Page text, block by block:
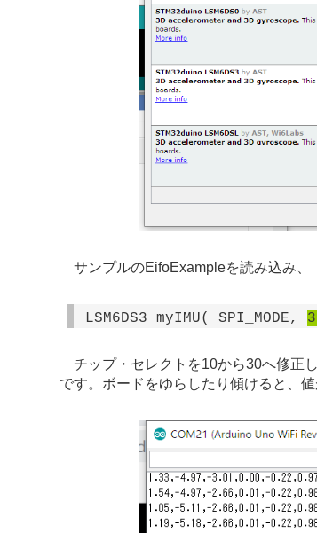
サンプルのEifoExampleを読み込み、
LSM6DS3 myIMU( SPI_MODE,
チップ・セレクトを10から30へ修正
です。ボードをゆらしたり傾けると、値